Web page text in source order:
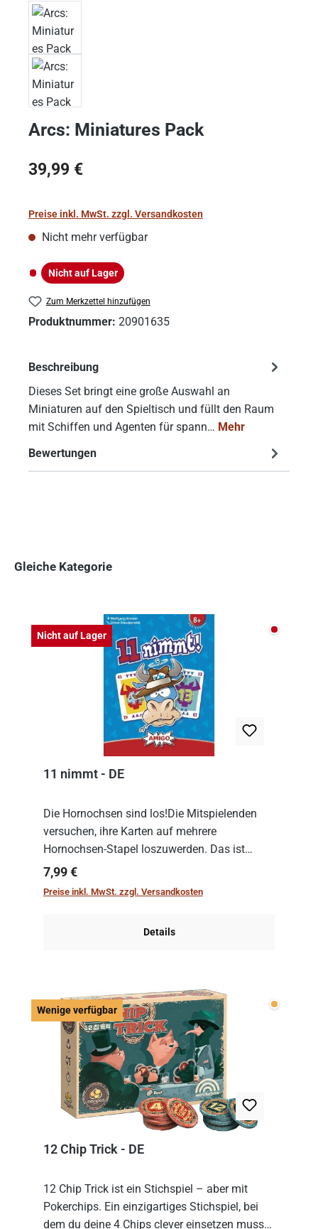
Arcs: Miniatures Pack
Regulärer Preis:
39,99 €
Preise inkl. MwSt. zzgl. Versandkosten
Nicht mehr verfügbar
Nicht auf Lager
Nicht auf Lager
Zum Merkzettel hinzufügen
Produktnummer: 20901635
Beschreibung
Dieses Set bringt eine große Auswahl an
Miniaturen auf den Spieltisch und füllt den Raum
mit Schiffen und Agenten für spann… Mehr
Bewertungen
Gleiche Kategorie
Nicht auf Lager Nicht
11 nimmt - DE
Die Hornochsen sind los!Die Mitspielenden
versuchen, ihre Karten auf mehrere
Hornochsen-Stapel loszuwerden. Das ist
kniffliger als gedacht, denn die Differenz
zwischen ausgespielter Karte und der
Regulärer Preis:
7,99 €
Preise inkl. MwSt. zzgl. Versandkosten
Details
Wenige verfügbar Wenige
12 Chip Trick - DE
12 Chip Trick ist ein Stichspiel – aber mit
Pokerchips. Ein einzigartiges Stichspiel, bei
dem du deine 4 Chips clever einsetzen musst.